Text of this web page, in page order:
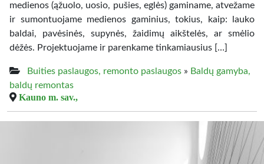
medienos (ąžuolo, uosio, pušies, eglės) gaminame, atvežame
ir sumontuojame medienos gaminius, tokius, kaip: lauko
baldai, pavėsinės, supynės, žaidimų aikštelės, ar smėlio
dėžės. Projektuojame ir parenkame tinkamiausius […]
Buities paslaugos, remonto paslaugos » Baldų gamyba,
baldų remontas
Kauno m. sav.,